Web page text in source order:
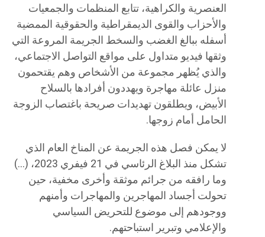
العنصرية والكراهية، تتابع المنظمات والجمعيات
والأحزاب والقوى الديمقراطية والحقوقية الممضية
أسفله ببالغ الغضب والسخط الجريمة المروعة التي
وثقها فيديو متداول على مواقع التواصل الاجتماعي،
والذي يُظهر مجموعة من الأشخاص وهم يقتحمون
منزل عائلة مهاجرة ويهددون أفرادها بالسلاح
الأبيض، ويطلقون تهديدات صريحة باغتصاب الزوجة
الحامل أمام زوجها.
لا يمكن فصل هذه الجريمة عن المناخ العام الذي
تشكل منذ البلاغ الرئاسي في 21 فيفري 2023، (…)
وما رافقه من جرائم موثقة وأخرى مخفية، حين
تحولت أجساد المهاجرين والمهاجرات وأمنهم
ووجودهم إلى موضوع للتحريض السياسي
والإعلامي وتبرير استباحتهم.